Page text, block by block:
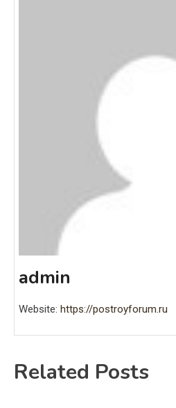
admin
Website: https://postroyforum.ru
Related Posts